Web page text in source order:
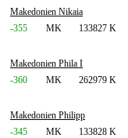
Makedonien Nikaia
-355
MK 133827 K
Makedonien Phila I
-360
MK 262979 K
Makedonien Philipp
-345
MK 133828 K